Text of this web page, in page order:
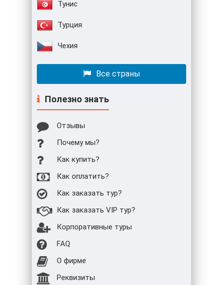
Тунис
Турция
Чехия
Все страны
Полезно знать
Отзывы
Почему мы?
Как купить?
Как оплатить?
Как заказать тур?
Как заказать VIP тур?
Корпоративные туры
FAQ
О фирме
Реквизиты